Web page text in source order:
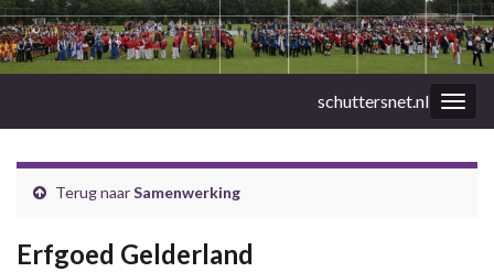
schuttersnet.nl
Terug naarSamenwerking
Erfgoed Gelderland